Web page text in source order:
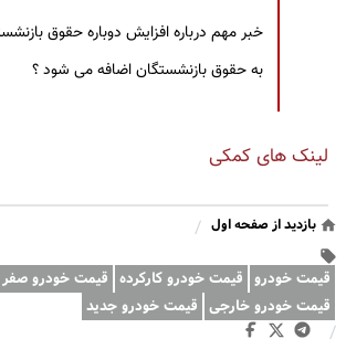
خبر مهم درباره افزایش دوباره حقوق
به حقوق بازنشستگان اضافه می شود ؟
لینک های کمکی
بازدید از صفحه اول /
قیمت خودرو قیمت خودرو کارکرده قیمت خودرو صفر
قیمت خودرو خارجی قیمت خودرو جدید
/